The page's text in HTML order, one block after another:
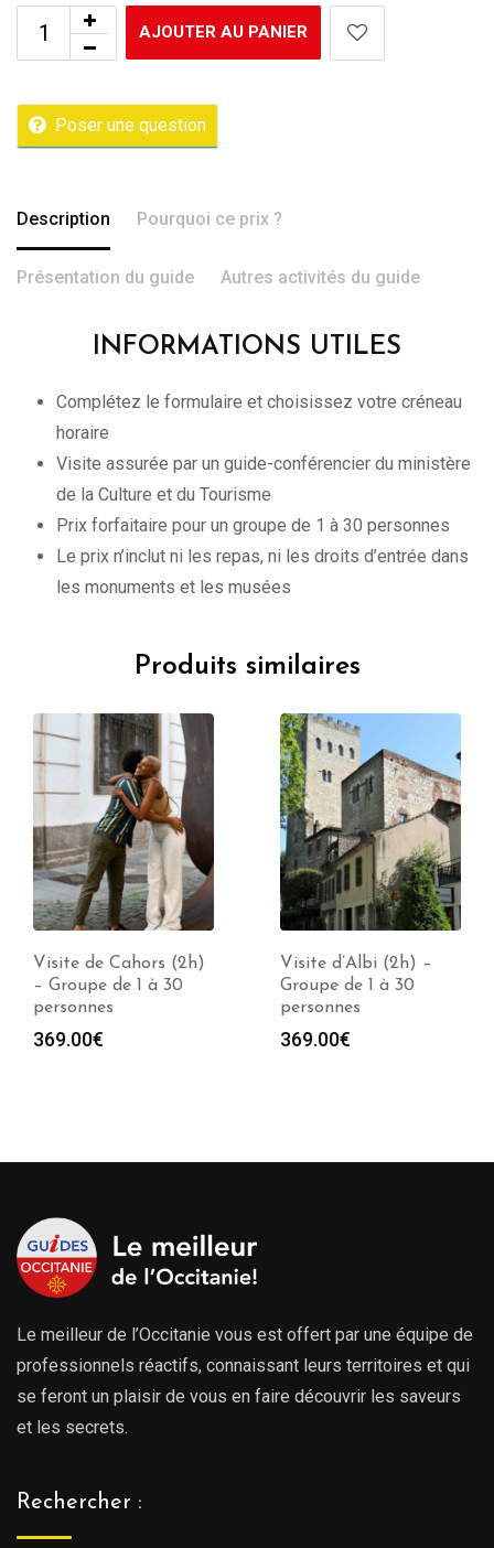
AJOUTER AU PANIER
Poser une question
Description Pourquoi ce prix ?
Présentation du guide Autres activités du guide
INFORMATIONS UTILES
Complétez le formulaire et choisissez votre créneau
horaire
Visite assurée par un guide-conférencier du ministère
de la Culture et du Tourisme
Prix forfaitaire pour un groupe de 1 à 30 personnes
Le prix n’inclut ni les repas, ni les droits d’entrée dans
les monuments et les musées
Produits similaires
Visite de Cahors (2h)
– Groupe de 1 à 30
personnes
369.00€
Visite d’Albi (2h) –
Groupe de 1 à 30
personnes
369.00€
Le meilleur de l’Occitanie vous est offert par une équipe de
professionnels réactifs, connaissant leurs territoires et qui
se feront un plaisir de vous en faire découvrir les saveurs
et les secrets.
Rechercher :